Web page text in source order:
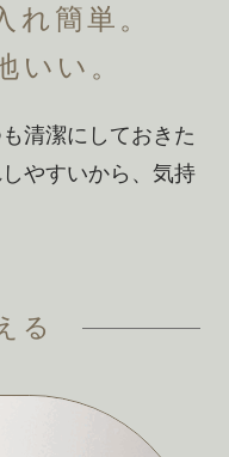
れ簡単。
いい。
清潔にしておきた
やすいから、 気持
る